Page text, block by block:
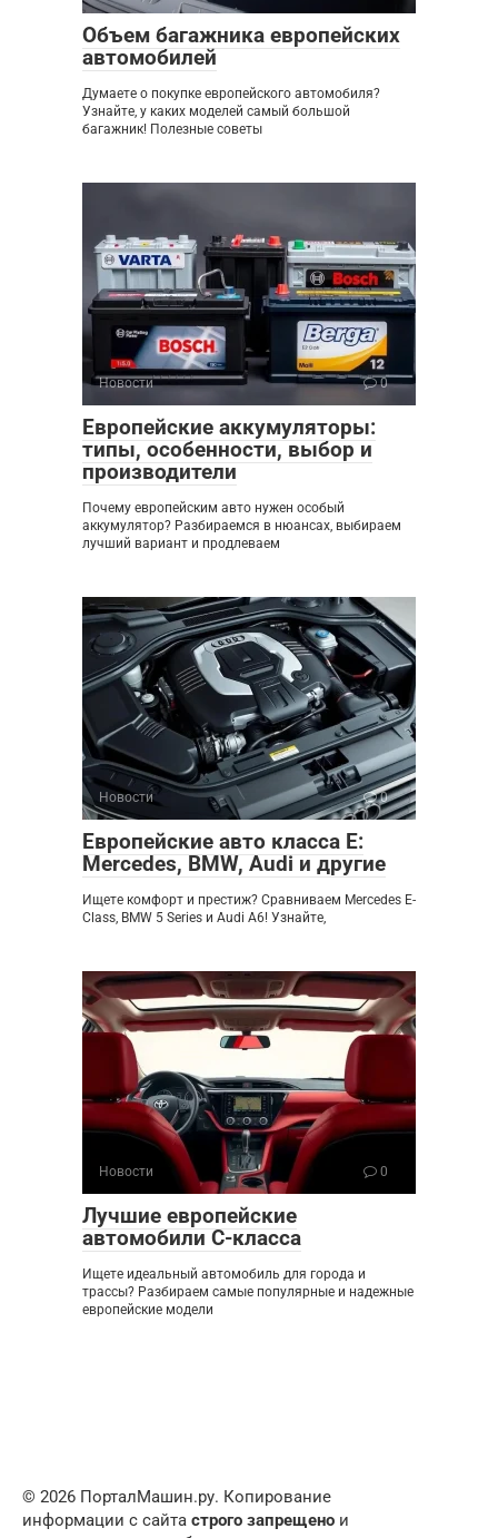
Объем багажника европейских
автомобилей
Думаете о покупке европейского автомобиля?
Узнайте, у каких моделей самый большой
багажник! Полезные советы
Новости 0
Европейские аккумуляторы:
типы, особенности, выбор и
производители
Почему европейским авто нужен особый
аккумулятор? Разбираемся в нюансах, выбираем
лучший вариант и продлеваем
Новости 0
Европейские авто класса E:
Mercedes, BMW, Audi и другие
Ищете комфорт и престиж? Сравниваем Mercedes E-
Class, BMW 5 Series и Audi A6! Узнайте,
Новости 0
Лучшие европейские
автомобили C-класса
Ищете идеальный автомобиль для города и
трассы? Разбираем самые популярные и надежные
европейские модели
© 2026 ПорталМашин.ру. Копирование
информации с сайта строго запрещено и